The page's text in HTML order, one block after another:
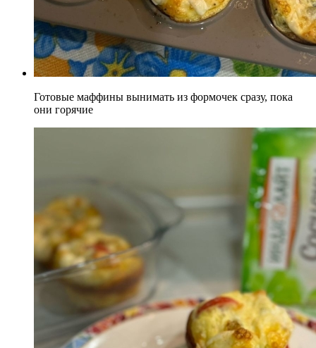
Готовые маффины вынимать из формочек сразу, пока
они горячие